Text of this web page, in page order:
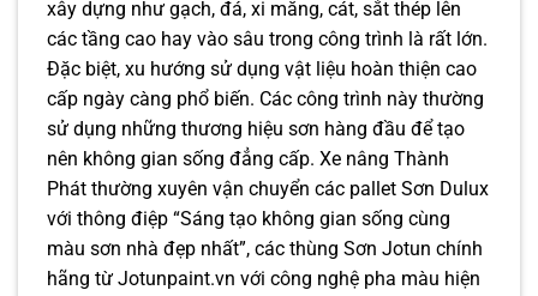
xây dựng như gạch, đá, xi măng, cát, sắt thép lên
các tầng cao hay vào sâu trong công trình là rất lớn.
Đặc biệt, xu hướng sử dụng vật liệu hoàn thiện cao
cấp ngày càng phổ biến. Các công trình này thường
sử dụng những thương hiệu sơn hàng đầu để tạo
nên không gian sống đẳng cấp. Xe nâng Thành
Phát thường xuyên vận chuyển các pallet Sơn Dulux
với thông điệp “Sáng tạo không gian sống cùng
màu sơn nhà đẹp nhất”, các thùng Sơn Jotun chính
hãng từ Jotunpaint.vn với công nghệ pha màu hiện